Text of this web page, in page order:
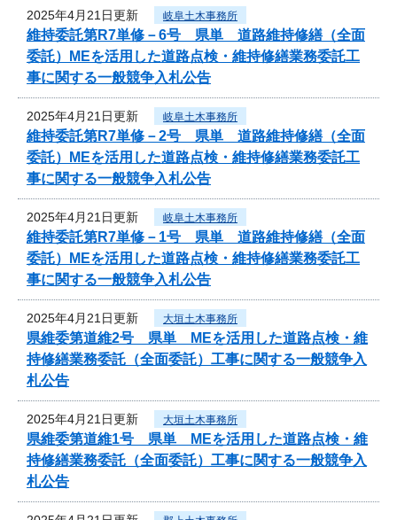
2025年4月21日更新 岐阜土木事務所
維持委託第R7単修－6号 県単 道路維持修繕（全面
委託）MEを活用した道路点検・維持修繕業務委託工
事に関する一般競争入札公告
2025年4月21日更新 岐阜土木事務所
維持委託第R7単修－2号 県単 道路維持修繕（全面
委託）MEを活用した道路点検・維持修繕業務委託工
事に関する一般競争入札公告
2025年4月21日更新 岐阜土木事務所
維持委託第R7単修－1号 県単 道路維持修繕（全面
委託）MEを活用した道路点検・維持修繕業務委託工
事に関する一般競争入札公告
2025年4月21日更新 大垣土木事務所
県維委第道維2号 県単 MEを活用した道路点検・維
持修繕業務委託（全面委託）工事に関する一般競争入
札公告
2025年4月21日更新 大垣土木事務所
県維委第道維1号 県単 MEを活用した道路点検・維
持修繕業務委託（全面委託）工事に関する一般競争入
札公告